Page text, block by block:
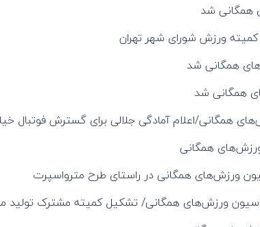
همگانی شد
ورزش شورای شهر تهران
همگانی شد
همگانی شد
همگانی/اعلام آمادگی جلالی برای گسترش فوتبال
همگانی
ورزش‌های همگانی در راستای طرح مترواسپرت
ورزش‌های همگانی/ تشکیل کمیته مشترک تولید